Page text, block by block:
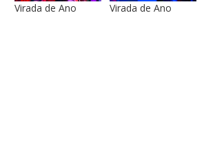
Virada de Ano Virada de Ano